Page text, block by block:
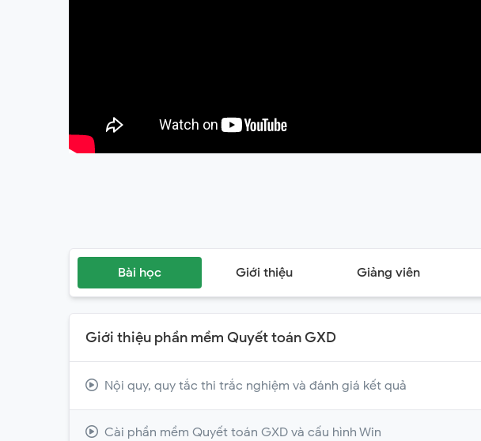
Bài học Giới thiệu Giảng viên
Giới thiệu phần mềm Quyết toán GXD
Nội quy, quy tắc thi trắc nghiệm và đánh giá kết quả
Cài phần mềm Quyết toán GXD và cấu hình Win